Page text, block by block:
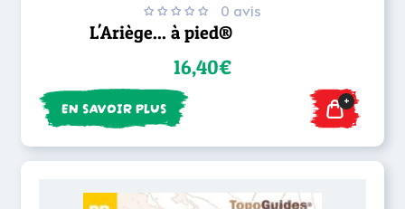
0 avis
L'Ariège... à pied®
16,40€
EN SAVOIR PLUS +